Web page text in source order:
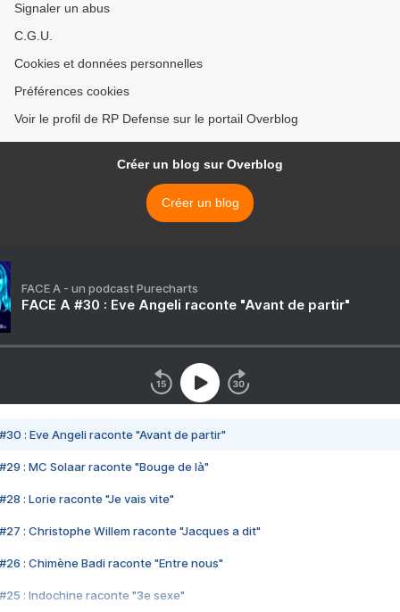
Signaler un abus
C.G.U.
Cookies et données personnelles
Préférences cookies
Voir le profil de RP Defense sur le portail Overblog
Créer un blog sur Overblog
Créer un blog
FACE A - un podcast Purecharts
FACE A #30 : Eve Angeli raconte "Avant de partir"
#30 : Eve Angeli raconte "Avant de partir"
#29 : MC Solaar raconte "Bouge de là"
#28 : Lorie raconte "Je vais vite"
#27 : Christophe Willem raconte "Jacques a dit"
#26 : Chimène Badi raconte "Entre nous"
#25 : Indochine raconte "3e sexe"